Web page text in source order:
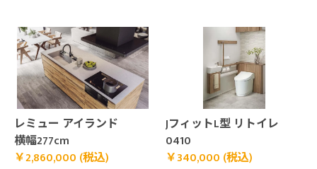
レミュー アイランド
横幅277cm
￥2,860,000 (税込)
￥2,860,000 (税込)">
JフィットL型 リトイレ
0410
￥340,000 (税込)
￥340,000 (税込)">